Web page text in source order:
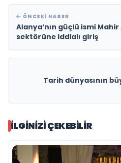
ÖNCEKI HABER
Alanya’nın güçlü ismi
sektörüne iddialı giriş
Tarih dünyasının
İLGINIZI ÇEKEBILIR